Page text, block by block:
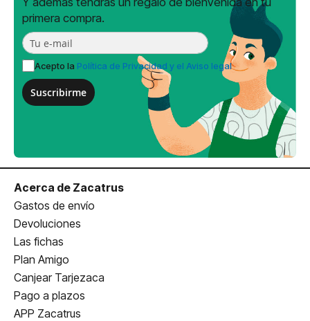
primera compra.
Acepto la Política de Privacidad y el Aviso legal
Suscribirme
Acerca de Zacatrus
Gastos de envío
Devoluciones
Las fichas
Plan Amigo
Canjear Tarjezaca
Pago a plazos
APP Zacatrus